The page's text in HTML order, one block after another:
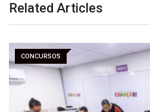
Related Articles
CONCURSOS